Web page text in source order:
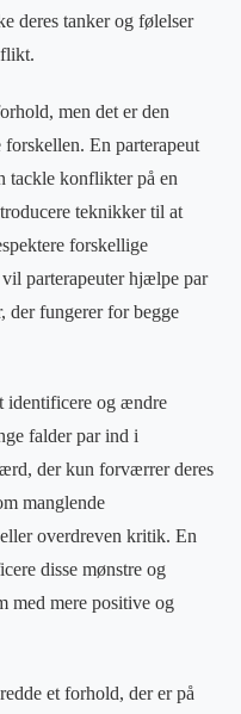
deres tanker og følelser
men det er den
forskellen. En parterapeut
tackle konflikter på en
teknikker til at
forskellige
parterapeuter hjælpe par
der fungerer for begge
identificere og ændre
falder par ind i
der kun forværrer deres
manglende
overdreven kritik. En
disse mønstre og
med mere positive og
et forhold, der er på